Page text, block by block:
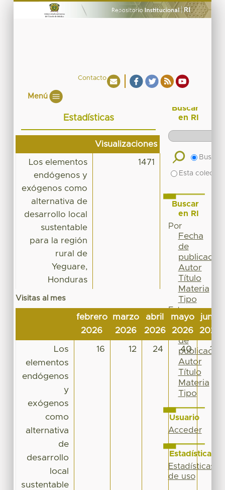
Contacto
Menú
Estadísticas
Visualizaciones
Los elementos
endógenos y
exógenos como
alternativa de
desarrollo local
sustentable
para la región
rural de
Yeguare,
Honduras
1471
Visitas al mes
febrero
2026
marzo
2026
abril
2026
mayo
2026
junio
2026
Los
elementos
endógenos
y
exógenos
como
alternativa
de
desarrollo
local
sustentable
16 12 24 40 16
Buscar
en RI
Buscar
Esta
Buscar
en RI
Por
Fecha
de
publicación
Autor
Título
Materia
Tipo
Esta
colección
Fecha
de
publicación
Autor
Título
Materia
Tipo
Usuario
Acceder
Estadísticas
Estadísticas
de uso